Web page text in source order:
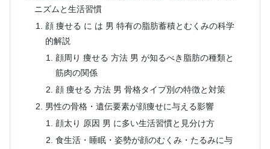
ニズムと生活習慣
顔 痩せる に は 男 特有の脂肪蓄積とむくみの科学
的解説
顔周り 痩せる 方法 男 が知るべき脂肪の種類と
筋肉の関係
顔 痩せる 方法 男 骨格タイプ別の特徴と対策
男性の骨格・遺伝要素が顔痩せに与える影響
顔太り 原因 男 に多い生活習慣と見分け方
食生活・睡眠・姿勢が顔のむくみ・たるみに与